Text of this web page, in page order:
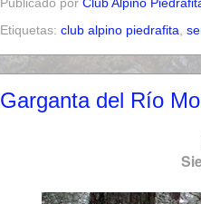
Publicado por Club Alpino
Etiquetas: club alpino piedrafita
Garganta del Río